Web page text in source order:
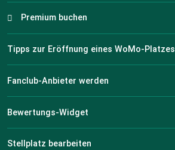
Premium buchen
Tipps zur Eröffnung eines WoMo-Platzes
Fanclub-Anbieter werden
Bewertungs-Widget
Stellplatz bearbeiten